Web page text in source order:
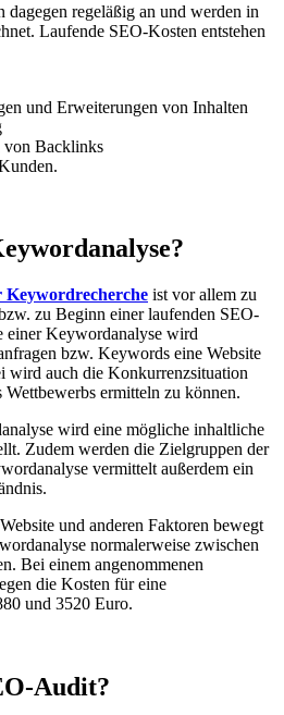
regeläßig an und werden in
Laufende SEO-Kosten entstehen
und Erweiterungen von Inhalten
von Backlinks
Keywordrecherche ist vor allem zu
zu Beginn einer laufenden SEO-
Keywordanalyse wird
bzw. Keywords eine Website
wird auch die Konkurrenzsituation
Wettbewerbs ermitteln zu können.
wird eine mögliche inhaltliche
Zudem werden die Zielgruppen der
vermittelt außerdem ein
und anderen Faktoren bewegt
normalerweise zwischen
Bei einem angenommenen
die Kosten für eine
und 3520 Euro.
Audit?